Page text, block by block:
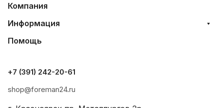
Компания
Информация
Помощь
+7 (391) 242-20-61
shop@foreman24.ru